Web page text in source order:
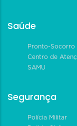
Saúde
Pronto-Socorro
Centro de
SAMU
Segurança
Polícia Militar